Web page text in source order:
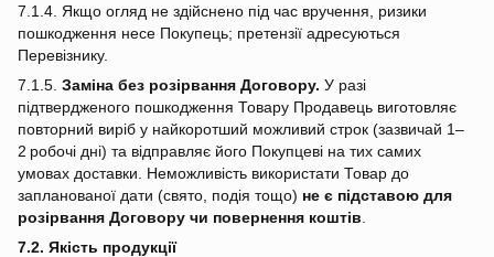
7.1.4. Якщо огляд не здійснено під час вручення, ризики
пошкодження несе Покупець; претензії адресуються
Перевізнику.
7.1.5. Заміна без розірвання Договору. У разі
підтвердженого пошкодження Товару Продавець виготовляє
повторний виріб у найкоротший можливий строк (зазвичай 1–
2 робочі дні) та відправляє його Покупцеві на тих самих
умовах доставки. Неможливість використати Товар до
запланованої дати (свято, подія тощо) не є підставою для
розірвання Договору чи повернення коштів
7.2. Якість продукції